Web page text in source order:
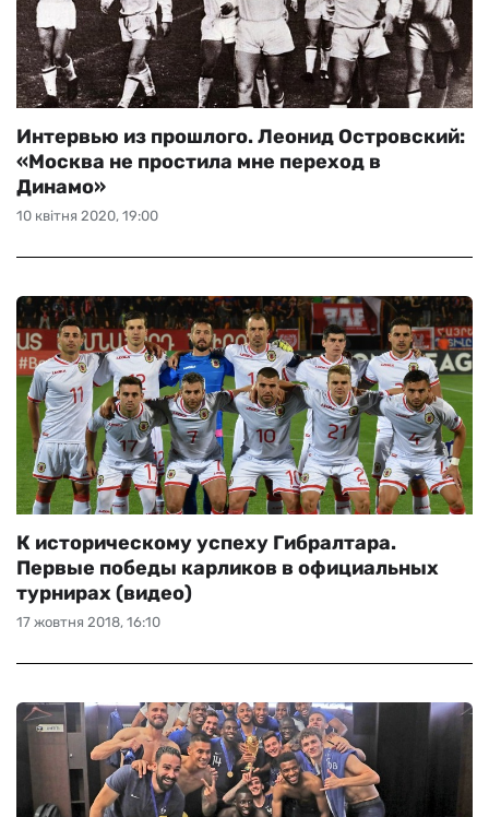
10 квітня 2020, 19:00
Интервью из прошлого. Леонид Островский:
«Москва не простила мне переход в
Динамо»
17 жовтня 2018, 16:10
К историческому успеху Гибралтара.
Первые победы карликов в официальных
турнирах (видео)